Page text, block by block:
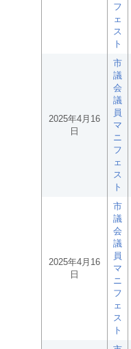
フ
ェ
ス
ト
2025年4月16
日
市
議
会
議
員
マ
ニ
フ
ェ
ス
ト
2025年4月16
日
市
議
会
議
員
マ
ニ
フ
ェ
ス
ト